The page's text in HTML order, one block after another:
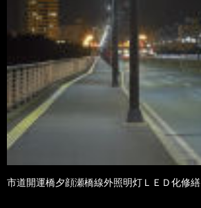
市道開運橋夕顔瀬橋線外照明灯ＬＥＤ化修繕